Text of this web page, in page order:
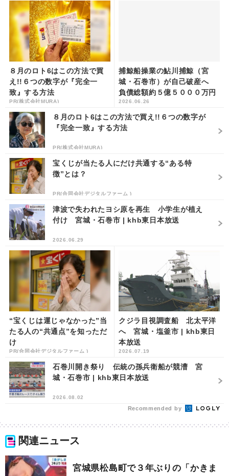
８月のロト6はこの方法で買
え!!６つの数字が『完全一
致』する方法
PR(株式会社MURA)
捕鯨船操業の鮎川捕鯨（宮
城・石巻市）が自己破産へ
負債総額約５億５０００万円
| khb東日本放送
2026.06.26
８月のロト6はこの方法で買え!!６つの数字が
『完全一致』する方法
PR(株式会社MURA)
宝くじが当たる人にだけ共通する“ある特
徴”とは？
PR(合同会社デジタルファーム )
津波で失われたヨシ原を再生 小学生が植え
付け 宮城・石巻市 | khb東日本放送
2026.06.29
“宝くじは運じゃなかった”当
たる人の“共通点”を知っただ
け
PR(合同会社デジタルファーム )
クジラ目視調査船 北太平洋
へ 宮城・塩釜市 | khb東日
本放送
2026.07.19
石巻川開き祭り 伝統の孫兵衛船が競漕 宮
城・石巻市 | khb東日本放送
2026.08.02
Recommended by
関連ニュース
宮城県松島町で３年ぶりの「かきま